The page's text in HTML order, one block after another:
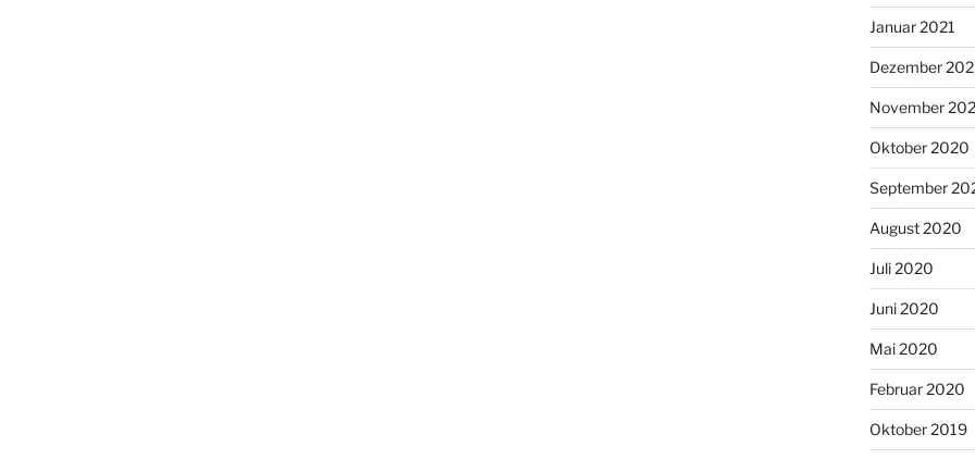
Januar 2021
Dezember
November
Oktober 2020
September
August 2020
Juli 2020
Juni 2020
Mai 2020
Februar 2020
Oktober 2019